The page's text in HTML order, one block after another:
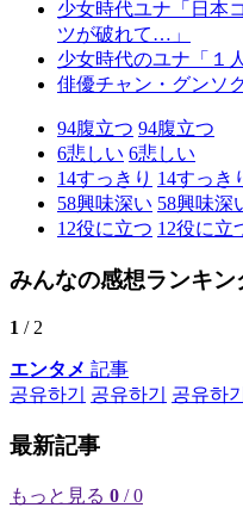
少女時代ユナ「日本
ツが破れて…」
少女時代のユナ「１
俳優チャン・グンソ
94腹立つ 94腹立つ
6悲しい 6悲しい
14すっきり 14すっき
58興味深い 58興味深
12役に立つ 12役に立
みんなの感想ランキン
1 / 2
エンタメ 記事
공유하기
공유하기 공유하기
最新記事
もっと見る 0 / 0